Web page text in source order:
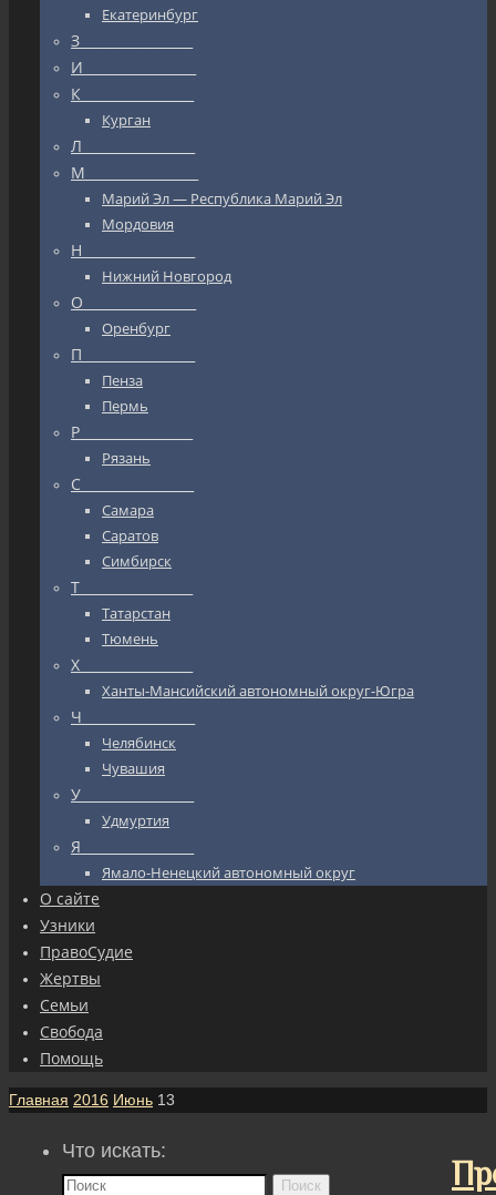
Екатеринбург
З_________________
И_________________
К_________________
Курган
Л_________________
М_________________
Марий Эл — Республика Марий Эл
Мордовия
Н_________________
Нижний Новгород
О_________________
Оренбург
П_________________
Пенза
Пермь
Р_________________
Рязань
С_________________
Самара
Саратов
Симбирск
Т_________________
Татарстан
Тюмень
Х_________________
Ханты-Мансийский автономный округ-Югра
Ч_________________
Челябинск
Чувашия
У_________________
Удмуртия
Я_________________
Ямало-Ненецкий автономный округ
О сайте
Узники
ПравоСудие
Жертвы
Семьи
Свобода
Помощь
Главная 2016 Июнь 13
Что искать:
Поиск